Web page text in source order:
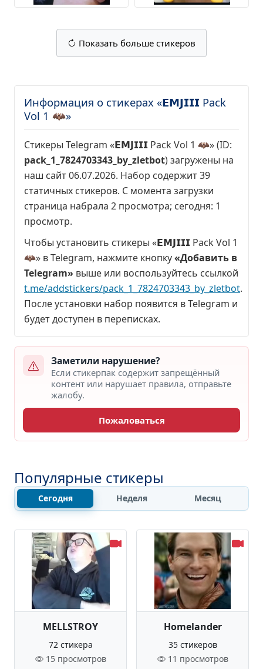
Показать больше стикеров
Информация о стикерах «𝗘𝗠𝗝𝗜𝗜𝗜 Pack
Vol 1 🦇»
Стикеры Telegram «𝗘𝗠𝗝𝗜𝗜𝗜 Pack Vol 1 🦇» (ID:
pack_1_7824703343_by_zletbot) загружены на
наш сайт 06.07.2026. Набор содержит 39
статичных стикеров. С момента загрузки
страница набрала 2 просмотра; сегодня: 1
просмотр.
Чтобы установить стикеры «𝗘𝗠𝗝𝗜𝗜𝗜 Pack Vol 1
🦇» в Telegram, нажмите кнопку«Добавить в
Telegram» выше или воспользуйтесь ссылкой
t.me/addstickers/pack_1_7824703343_by_zletbot.
После установки набор появится в Telegram и
будет доступен в переписках.
Заметили нарушение?
Если стикерпак содержит запрещённый
контент или нарушает правила, отправьте
жалобу.
Пожаловаться
Популярные стикеры
Сегодня Неделя Месяц
MELLSTROY
72 стикера
15 просмотров
Homelander
35 стикеров
11 просмотров